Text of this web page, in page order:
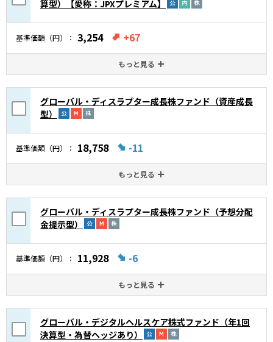
算型）【愛称：JPXプレミアム】
基準価額（円） 3,254 +67
もっと見る
グローバル・ディスラプター成長株ファンド（資産成長
型）
基準価額（円） 18,758 -11
もっと見る
グローバル・ディスラプター成長株ファンド（予想分配
金提示型）
基準価額（円） 11,928 -6
もっと見る
グローバル・デジタルヘルスケア株式ファンド（年1回
決算型・為替ヘッジあり）